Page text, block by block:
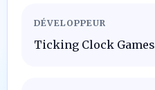
DÉVELOPPEUR
Ticking Clock Games